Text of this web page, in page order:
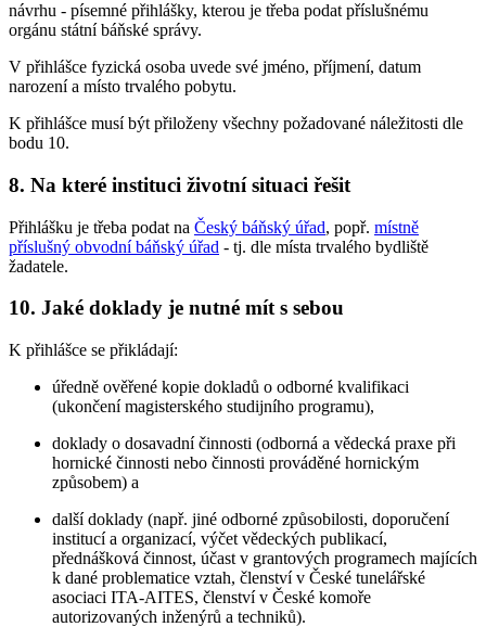
návrhu - písemné přihlášky, kterou je třeba podat příslušnému
orgánu státní báňské správy.
V přihlášce fyzická osoba uvede své jméno, příjmení, datum
narození a místo trvalého pobytu.
K přihlášce musí být přiloženy všechny požadované náležitosti dle
bodu 10.
8. Na které instituci životní situaci řešit
Přihlášku je třeba podat na Český báňský úřad, popř. místně
příslušný obvodní báňský úřad - tj. dle místa trvalého bydliště
žadatele.
10. Jaké doklady je nutné mít s sebou
K přihlášce se přikládají:
úředně ověřené kopie dokladů o odborné kvalifikaci
(ukončení magisterského studijního programu),
doklady o dosavadní činnosti (odborná a vědecká praxe při
hornické činnosti nebo činnosti prováděné hornickým
způsobem) a
další doklady (např. jiné odborné způsobilosti, doporučení
institucí a organizací, výčet vědeckých publikací,
přednášková činnost, účast v grantových programech majících
k dané problematice vztah, členství v České tunelářské
asociaci ITA-AITES, členství v České komoře
autorizovaných inženýrů a techniků).